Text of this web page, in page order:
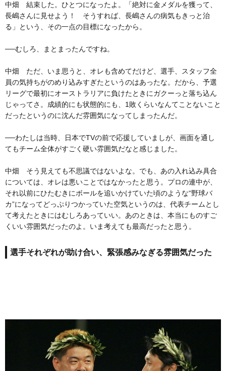
中畑 結束した。ひとつになったよ。「絶対に金メダルを獲って、
長嶋さんに見せよう！ そうすれば、長嶋さんの病気もきっと治
る」という、その一点の目標になったから。
──むしろ、まとまったんですね。
中畑 ただ、いま思うと、オレも含めてだけど、選手、スタッフ全
員の気持ちがのめり込みすぎたというのはあったな。だから、予選
リーグで最初にオーストラリアに負けたときにガクーっと落ち込ん
じゃってさ。成績的にも状態的にも、1敗くらいなんてことないこと
だったというのに沈んだ雰囲気になってしまったんだ。
──わたしは当時、日本でTVの前で応援していましが、画面を通し
てもチーム全体がすごく硬い雰囲気だなと感じました。
中畑 そう見えても不思議ではないよな。でも、あの入れ込み具合
については、オレは悪いことではなかったと思う。プロの連中が、
それ以前にひたむきにボールを追いかけていた頃のような“野球バ
カ”になってどっぷりつかっていた空気というのは、代表チームとし
て考えたときにはむしろあっていい。あのときは、本当にものすご
くいい雰囲気だったのよ。いま考えても最高だったと思う。
選手それぞれが助け合い、緊張感みなぎる雰囲気だった